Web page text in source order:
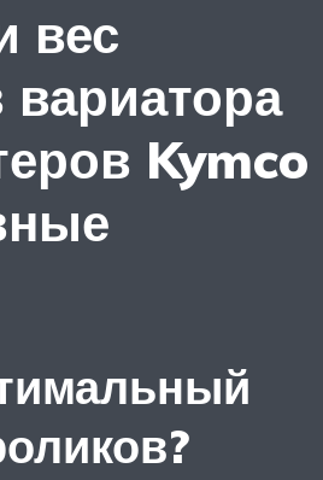
вес
Kymco